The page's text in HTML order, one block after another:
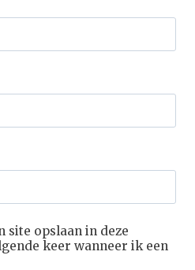
site opslaan in deze
keer wanneer ik een